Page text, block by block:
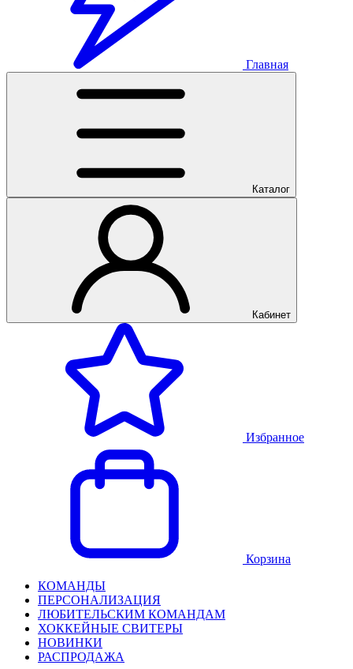
Главная
Каталог
Кабинет
Избранное
Корзина
КОМАНДЫ
ПЕРСОНАЛИЗАЦИЯ
ЛЮБИТЕЛЬСКИМ КОМАНДАМ
ХОККЕЙНЫЕ СВИТЕРЫ
НОВИНКИ
РАСПРОДАЖА